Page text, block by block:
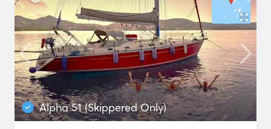
Alpha 51 (Skippered Only)